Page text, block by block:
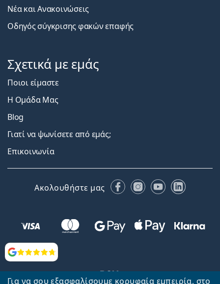
Για να σου εξασφαλίσουμε κορυφαία εμπειρία, στο
Αξιολογήσεις
Νέα και Ανακοινώσεις
Οδηγός σύγκρισης φακών επαφής
Σχετικά με εμάς
Ποιοι είμαστε
Η Ομάδα Μας
Blog
Γιατί να ψωνίσετε από εμάς;
Επικοινωνία
Ακολουθήστε μας FacebookInstagram
YouTubeLinkedIn